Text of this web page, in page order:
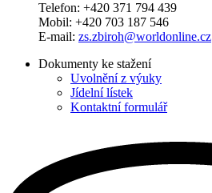
Telefon: +420 371 794 439
Mobil: +420 703 187 546
E-mail: zs.zbiroh@worldonline.cz
Dokumenty ke stažení
Uvolnění z výuky
Jídelní lístek
Kontaktní formulář